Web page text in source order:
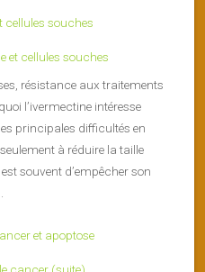
et cellules souches
résistance aux traitements
l’ivermectine intéresse
principales difficultés en
à réduire la taille
souvent d’empêcher son